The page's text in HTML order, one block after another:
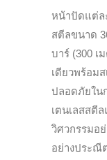
หน้าปัดแต่ล
สตีลขนาด
บาร์ (300
เดียวพร้อม
ปลอดภัยใน
เตนเลสสตี
วิศวกรรมอ
อย่างประณี